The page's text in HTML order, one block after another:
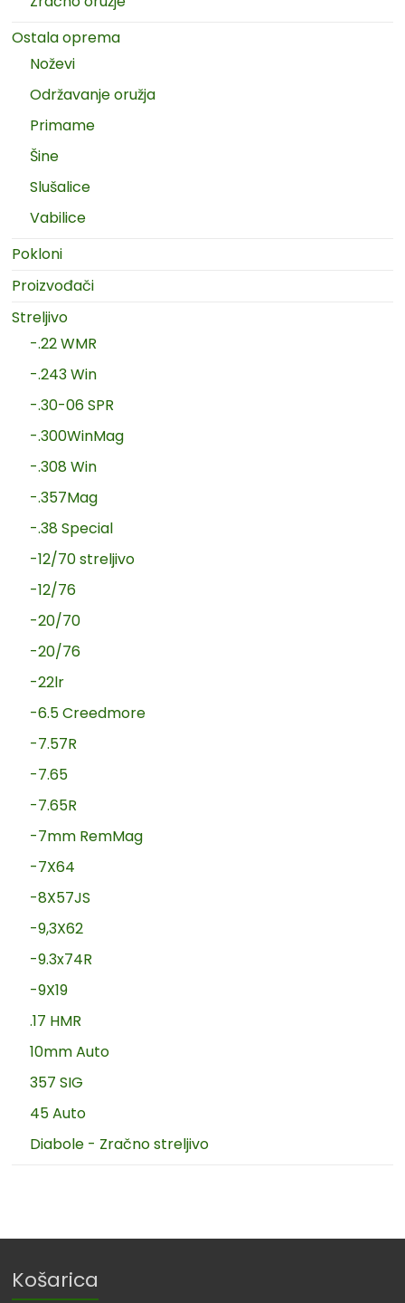
Ostala oprema
Noževi
Održavanje oružja
Primame
Šine
Slušalice
Vabilice
Pokloni
Proizvođači
Streljivo
-.22 WMR
-.243 Win
-.30-06 SPR
-.300WinMag
-.308 Win
-.357Mag
-.38 Special
-12/70 streljivo
-12/76
-20/70
-20/76
-22lr
-6.5 Creedmore
-7.57R
-7.65
-7.65R
-7mm RemMag
-7X64
-8X57JS
-9,3X62
-9.3x74R
-9X19
.17 HMR
10mm Auto
357 SIG
45 Auto
Diabole - Zračno streljivo
Košarica